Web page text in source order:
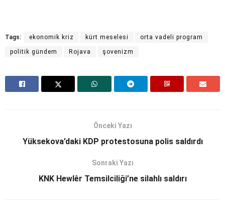
Tags: ekonomik kriz kürt meselesi orta vadeli program
politik gündem Rojava şovenizm
Önceki Yazı
Yüksekova’daki KDP protestosuna polis saldırdı
Sonraki Yazı
KNK Hewlêr Temsilciliği’ne silahlı saldırı